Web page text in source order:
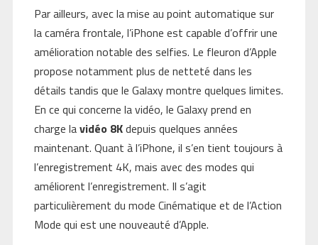
Par ailleurs, avec la mise au point automatique sur
la caméra frontale, l’iPhone est capable d’offrir une
amélioration notable des selfies. Le fleuron d’Apple
propose notamment plus de netteté dans les
détails tandis que le Galaxy montre quelques limites.
En ce qui concerne la vidéo, le Galaxy prend en
charge lavidéo 8Kdepuis quelques années
maintenant. Quant à l’iPhone, il s’en tient toujours à
l’enregistrement 4K, mais avec des modes qui
améliorent l’enregistrement. Il s’agit
particulièrement du mode Cinématique et de l’Action
Mode qui est une nouveauté d’Apple.